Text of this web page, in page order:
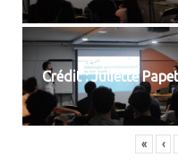
Crédit : Juliette Papet
« ‹